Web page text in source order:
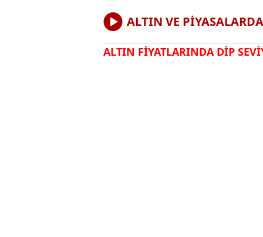
ALTIN VE
ALTIN FİYATLARINDA DİP